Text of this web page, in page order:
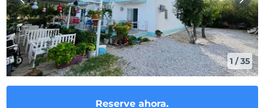
1 /35
Reserve ahora.